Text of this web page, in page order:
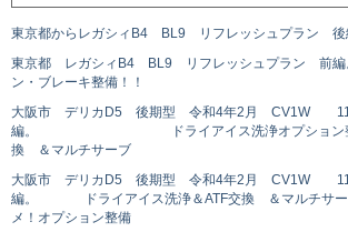
東京都からレガシィB4 BL9 リフレッシュプラン 後
東京都 レガシィB4 BL9 リフレッシュプラン 前編
ン・ブレーキ整備！！
大阪市 デリカD5 後期型 令和4年2月 CV1W
編。 ドライアイス洗浄オプション
換 ＆マルチサーブ
大阪市 デリカD5 後期型 令和4年2月 CV1W
編。 ドライアイス洗浄＆ATF交換 ＆マルチサー
メ！オプション整備